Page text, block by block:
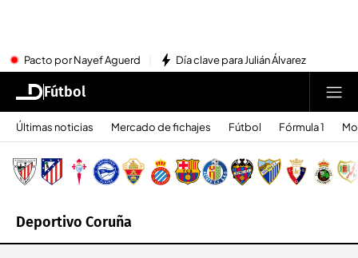
Pacto por Nayef Aguerd Día clave para Julián Álvarez
Fútbol
Últimas noticias Mercado de fichajes Fútbol Fórmula 1
Deportivo Coruña